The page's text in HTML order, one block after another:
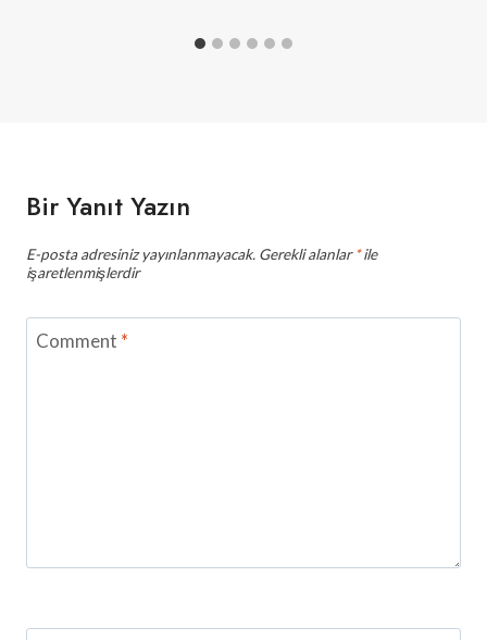
Bir Yanıt Yazın
E-posta adresiniz yayınlanmayacak. Gerekli alanlar*ile
işaretlenmişlerdir
Comment *